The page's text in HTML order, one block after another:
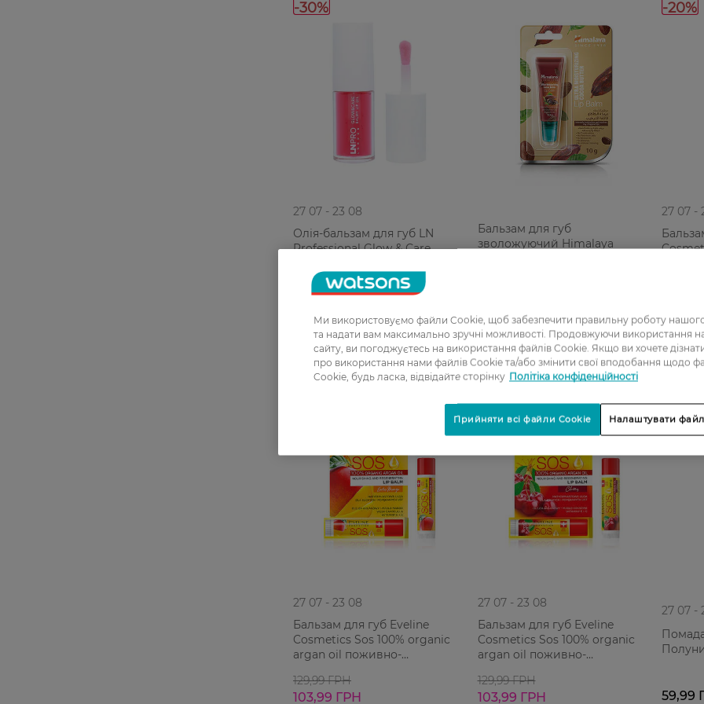
-30%
27 07 - 23 08
Олія-бальзам для губ LN
Professional Glow & Сare
219,99 ГРН
Бальзам для губ
зволожуючий Himalaya
-20%
27 07 -
27 07 - 23 08
Бальзам для губ Eveline
Cosmetics Sos 100% organic
argan oil поживно-
129,99 ГРН
103,99 ГРН
-20%
27 07 - 23 08
Бальзам для губ Eveline
Cosmetics Sos 100% organic
argan oil поживно-
129,99 ГРН
103,99 ГРН
27 07 -
Помада
59,99
Ми використовуємо файли Cookie, щоб забезпечити правильну роботу
та надати вам максимально зручні можливості. Продовжуючи використання
сайту, ви погоджуєтесь на використання файлів Cookie. Якщо ви хочете
про використання нами файлів Cookie та/або змінити свої вподобання щодо
Cookie, будь ласка, відвідайте сторінку Політіка конфіденційності
Налаштувати
Прийняти всі файли Cookie